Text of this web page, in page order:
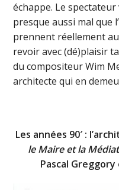
échappe. Le
presque aussi mal que
prennent réellement
revoir avec (dé)plaisir
du compositeur Wim
architecte qui en
Les années 90′ :
le Maire et la
Pascal